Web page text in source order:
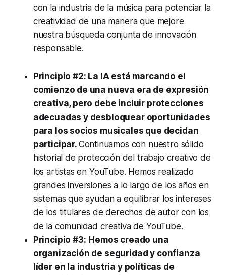
con la industria de la música para potenciar la
creatividad de una manera que mejore
nuestra búsqueda conjunta de innovación
responsable.
Principio #2: La IA está marcando el
comienzo de una nueva era de expresión
creativa, pero debe incluir protecciones
adecuadas y desbloquear oportunidades
para los socios musicales que decidan
participar. Continuamos con nuestro sólido
historial de protección del trabajo creativo de
los artistas en YouTube. Hemos realizado
grandes inversiones a lo largo de los años en
sistemas que ayudan a equilibrar los intereses
de los titulares de derechos de autor con los
de la comunidad creativa de YouTube.
Principio #3: Hemos creado una
organización de seguridad y confianza
líder en la industria y políticas de